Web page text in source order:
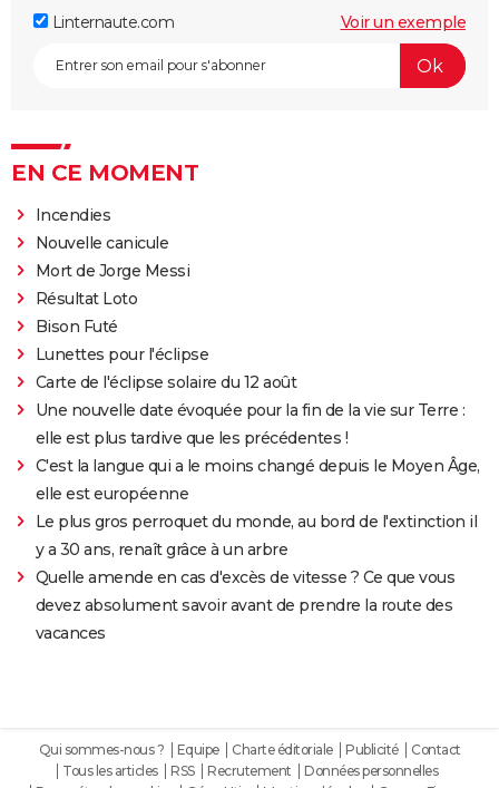
Linternaute.com Voir un exemple
EN CE MOMENT
Incendies
Nouvelle canicule
Mort de Jorge Messi
Résultat Loto
Bison Futé
Lunettes pour l'éclipse
Carte de l'éclipse solaire du 12 août
Une nouvelle date évoquée pour la fin de la vie sur Terre :
elle est plus tardive que les précédentes !
C'est la langue qui a le moins changé depuis le Moyen Âge,
elle est européenne
Le plus gros perroquet du monde, au bord de l'extinction il
y a 30 ans, renaît grâce à un arbre
Quelle amende en cas d'excès de vitesse ? Ce que vous
devez absolument savoir avant de prendre la route des
vacances
Qui sommes-nous ? Equipe Charte éditoriale Publicité
Contact
Tous les articles
RSS Recrutement
Données personnelles